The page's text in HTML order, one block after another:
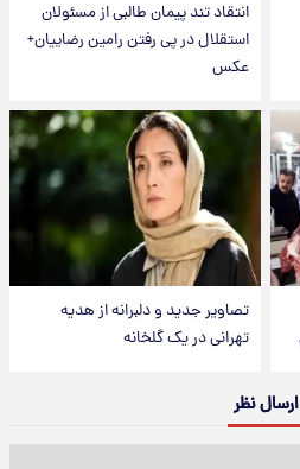
انتقاد تند پیمان طالبی از مسئولان
استقلال در پی رفتن رامین رضاییان+
عکس
تصاویر جدید و دلبرانه از هدیه
تهرانی در یک گلخانه
ارسال نظر